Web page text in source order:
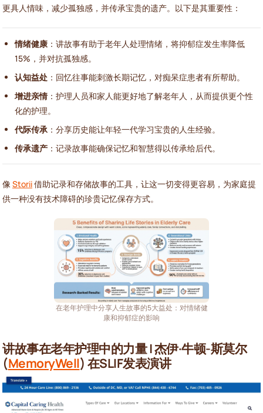
更具人情味，减少孤独感，并传承宝贵的遗产。以下是其重要性：
情绪健康 ：讲故事有助于老年人处理情绪，将抑郁症发生率降低
15%，并对抗孤独感。
认知益处 ：回忆往事能刺激长期记忆，对痴呆症患者有所帮助。
增进亲情：护理人员和家人能更好地了解老年人，从而提供更个性
化的护理。
代际传承 ：分享历史能让年轻一代学习宝贵的人生经验。
传承遗产 ：记录故事能确保记忆和智慧得以传承给后代。
像Storii借助记录和存储故事的工具，让这一切变得更容易，为家庭提
供一种没有技术障碍的珍贵记忆保存方式。
在老年护理中分享人生故事的5大益处：对情绪健
康和抑郁症的影响
讲故事在老年护理中的力量 | 杰伊·牛顿-斯莫尔
(MemoryWell) 在SLIF发表演讲